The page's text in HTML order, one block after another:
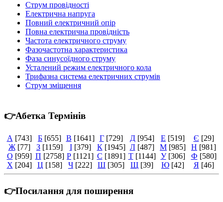
Струм провідності
Електрична напруга
Повний електричний опір
Повна електрична провідність
Частота електричного струму
Фазочастотна характеристика
Фаза синусоїдного струму
Усталений режим електричного кола
Трифазна система електричних струмів
Струм зміщення
👉Абетка Термінів
А [743] Б [655] В [1641] Г [729] Д [954] Е [519] Є [29]
Ж [77] З [1159] І [379] К [1945] Л [487] М [985] Н [981]
О [959] П [2758] Р [1121] С [1891] Т [1144] У [306] Ф [580]
Х [204] Ц [158] Ч [222] Ш [305] Щ [39] Ю [42] Я [46]
👉Посилання для поширення